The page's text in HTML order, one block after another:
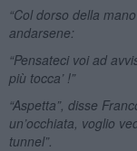
“Col dorso della
andarsene:
“Pensateci voi ad
più tocca’ !”
“Aspetta”, disse
un’occhiata, voglio
tunnel”.